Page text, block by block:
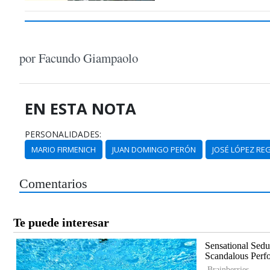
por Facundo Giampaolo
EN ESTA NOTA
PERSONALIDADES:
MARIO FIRMENICH JUAN DOMINGO PERÓN JOSÉ LÓPEZ
Comentarios